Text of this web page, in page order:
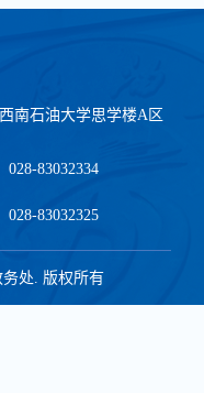
南石油大学思学楼A区
028-83032334
028-83032325
处. 版权所有